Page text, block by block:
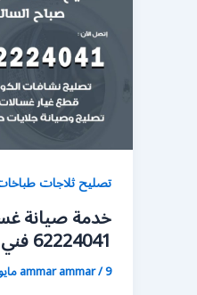
تصليح ثلاجات
خدمة صيانة
62224041 فني تصليح غسالات اتوماتيك
ammar ammar/9 مايو، 2020